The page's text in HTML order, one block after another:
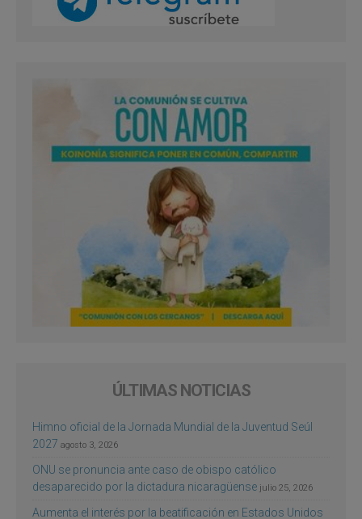
ÚLTIMAS NOTICIAS
Himno oficial de la Jornada Mundial de la Juventud Seúl
2027 agosto 3, 2026
ONU se pronuncia ante caso de obispo católico
desaparecido por la dictadura nicaragüense julio 25, 2026
Aumenta el interés por la beatificación en Estados Unidos